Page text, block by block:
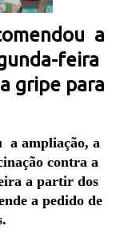
a
feira
gripe para
a ampliação, a
contra a
a partir dos
a pedido de